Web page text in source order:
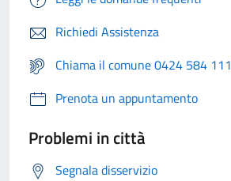
Richiedi Assistenza
Chiama il comune 0424 584 111
Prenota un appuntamento
Problemi in città
Segnala disservizio